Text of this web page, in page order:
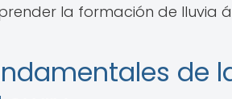
la formación de lluvia
de